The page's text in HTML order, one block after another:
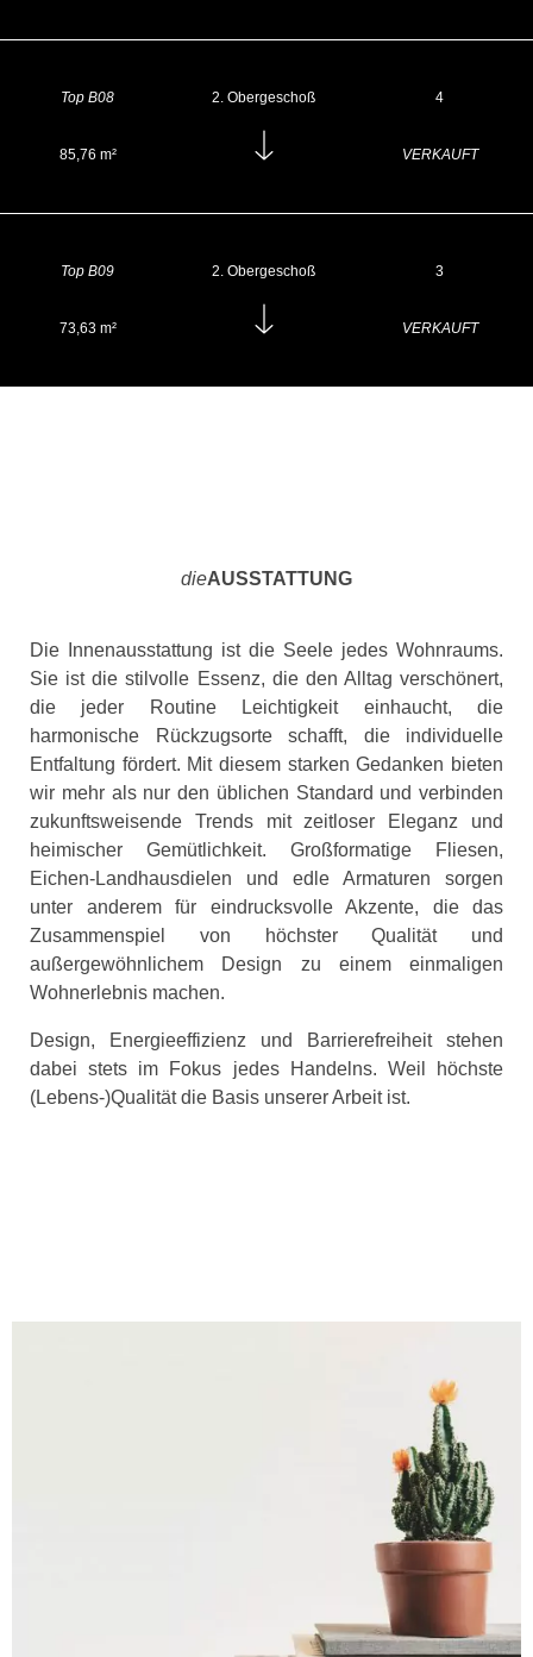
Top B08 2. Obergeschoß 4
85,76 m² VERKAUFT
Top B09 2. Obergeschoß 3
73,63 m² VERKAUFT
dieAUSSTATTUNG
Die Innenausstattung ist die Seele jedes Wohnraums.
Sie ist die stilvolle Essenz, die den Alltag verschönert,
die jeder Routine Leichtigkeit einhaucht, die
harmonische Rückzugsorte schafft, die individuelle
Entfaltung fördert. Mit diesem starken Gedanken bieten
wir mehr als nur den üblichen Standard und verbinden
zukunftsweisende Trends mit zeitloser Eleganz und
heimischer Gemütlichkeit. Großformatige Fliesen,
Eichen-Landhausdielen und edle Armaturen sorgen
unter anderem für eindrucksvolle Akzente, die das
Zusammenspiel von höchster Qualität und
außergewöhnlichem Design zu einem einmaligen
Wohnerlebnis machen.
Design, Energieeffizienz und Barrierefreiheit stehen
dabei stets im Fokus jedes Handelns. Weil höchste
(Lebens-)Qualität die Basis unserer Arbeit ist.